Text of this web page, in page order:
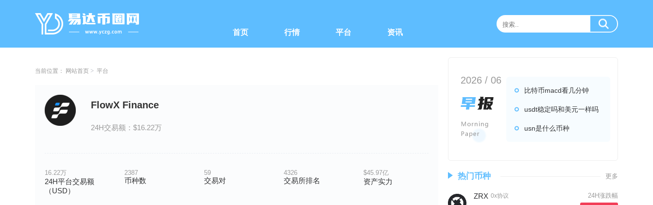
首页 行情 平台 资讯
当前位置： 网站首页 平台
FlowX Finance
24H交易额：$16.22万
16.22万
24H平台交易额
（USD）
2387
币种数
59
交易对
4326
交易所排名
$45.97亿
资产实力
2026 / 06
比特币macd看几分钟
usdt稳定吗和美元一样吗
usn是什么币种
热门币种 更多
ZRX 0x协议 24H涨跌幅